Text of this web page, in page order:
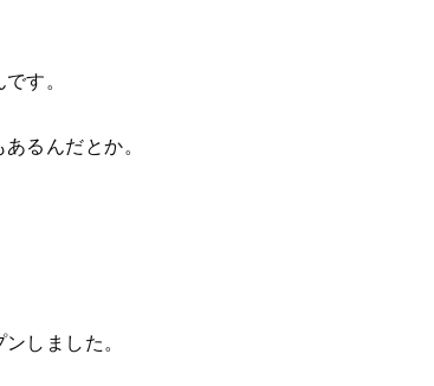
す。
るんだとか。
しました。